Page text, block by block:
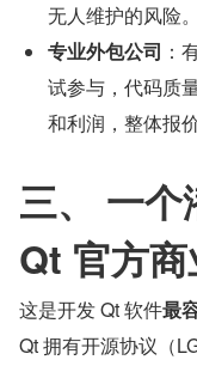
无人维护的风险。
专业外包公司 ：
试参与，代码质
和利润，整体报
三、 一个
Qt 官方
这是开发 Qt 软件最
Qt 拥有开源协议（